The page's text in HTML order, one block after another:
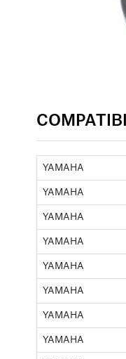
YAMAHA
YAMAHA
YAMAHA
YAMAHA
YAMAHA
YAMAHA
YAMAHA
YAMAHA